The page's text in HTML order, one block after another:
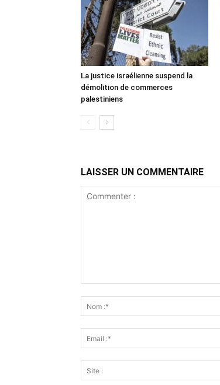
La justice israélienne suspend la
démolition de commerces
palestiniens
LAISSER UN COMMENTAIRE